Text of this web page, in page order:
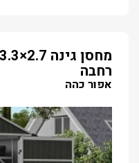
רחבה
אפור כהה